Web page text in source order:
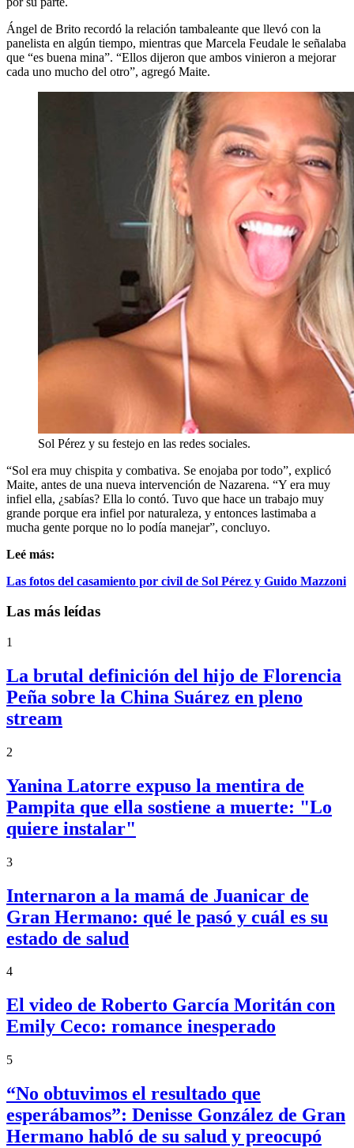
Ángel de Brito recordó la relación tambaleante que llevó con la
panelista en algún tiempo, mientras que Marcela Feudale le señalaba
que “es buena mina”. “Ellos dijeron que ambos vinieron a mejorar
cada uno mucho del otro”, agregó Maite.
Sol Pérez y su festejo en las redes sociales.
“Sol era muy chispita y combativa. Se enojaba por todo”, explicó
Maite, antes de una nueva intervención de Nazarena. “Y era muy
infiel ella, ¿sabías? Ella lo contó. Tuvo que hace un trabajo muy
grande porque era infiel por naturaleza, y entonces lastimaba a
mucha gente porque no lo podía manejar”, concluyo.
Leé más:
Las fotos del casamiento por civil de Sol Pérez y Guido Mazzoni
Las más leídas
1
La brutal definición del hijo de Florencia
Peña sobre la China Suárez en pleno
stream
2
Yanina Latorre expuso la mentira de
Pampita que ella sostiene a muerte: "Lo
quiere instalar"
3
Internaron a la mamá de Juanicar de
Gran Hermano: qué le pasó y cuál es su
estado de salud
4
El video de Roberto García Moritán con
Emily Ceco: romance inesperado
5
“No obtuvimos el resultado que
esperábamos”: Denisse González de Gran
Hermano habló de su salud y preocupó